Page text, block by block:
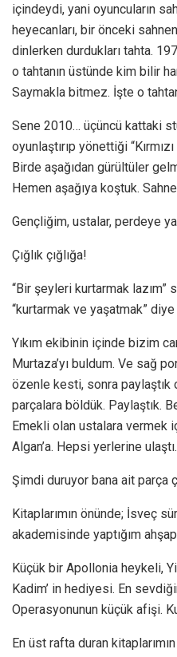
içindeydi, yani oyuncuların
heyecanları, bir önceki
dinlerken durdukları tahta.
o tahtanın üstünde kim bilir
Saymakla bitmez. İşte o
Sene 2010… üçüncü kattaki
oyunlaştırıp yönettiği
Birde aşağıdan gürültüler
Hemen aşağıya koştuk.
Gençliğim, ustalar, perdeye
Çığlık çığlığa!
“Bir şeyleri kurtarmak lazım”
“kurtarmak ve yaşatmak”
Yıkım ekibinin içinde bizim
Murtaza’yı buldum. Ve sağ
özenle kesti, sonra paylaştık
parçalara böldük. Paylaştık.
Emekli olan ustalara vermek
Algan’a. Hepsi yerlerine ulaştı.
Şimdi duruyor bana ait parça
Kitaplarımın önünde; İsveç
akademisinde yaptığım
Küçük bir Apollonia heykeli,
Kadim’ in hediyesi. En
Operasyonunun küçük afişi.
En üst rafta duran